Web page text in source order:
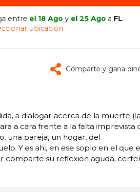
entre el 18 Ago y el 25 Ago a FL.
ubicación
Comparte y gana
a dialogar acerca de la muerte (la
a cara frente a la falta imprevista
una pareja, un hogar, del
Y es ahi, en ese soplo en el que
comparte su reflexion aguda,